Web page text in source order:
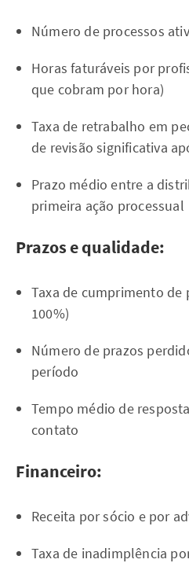
Número de processos
Horas faturáveis por
que cobram por hora)
Taxa de retrabalho em
de revisão significativa
Prazo médio entre a
primeira ação processual
Prazos e qualidade:
Taxa de cumprimento de
100%)
Número de prazos
período
Tempo médio de
contato
Financeiro:
Receita por sócio e por
Taxa de inadimplência